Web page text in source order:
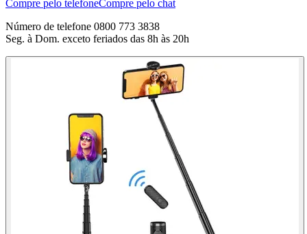
Compre pelo telefoneCompre pelo chat
Número de telefone 0800 773 3838
Seg. à Dom. exceto feriados das 8h às 20h